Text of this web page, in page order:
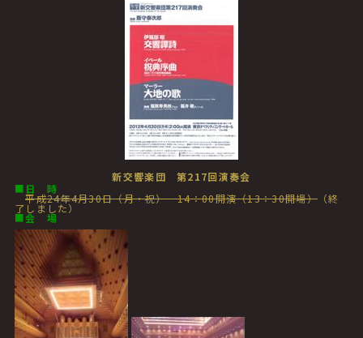
新交響楽団 第217回演奏会
■ 日 時
平成24年4月30日（月・祝） 14：00開演（13：30開場）（終
了しました）
■会 場